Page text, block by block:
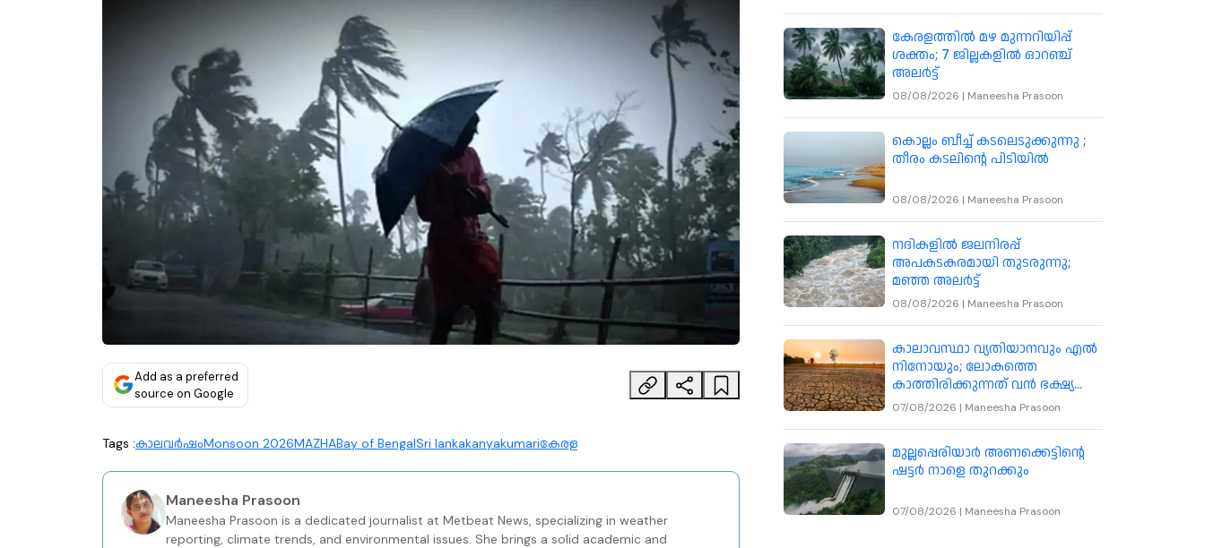
Add as a preferred
source on Google
Tags :കാലവർഷംMonsoon 2026MAZHABay of BengalSri lankakanyakumariകേരള
Maneesha Prasoon
Maneesha Prasoon is a dedicated journalist at Metbeat News, specializing in weather
reporting, climate trends, and environmental issues. She brings a solid academic and
കേരളത്തിൽ മഴ മുന്നറിയിപ്പ്
ശക്തം; 7 ജില്ലകളിൽ ഓറഞ്ച്
അലർട്ട്
08/08/2026 | Maneesha Prasoon
കൊല്ലം ബീച്ച് കടലെടുക്കുന്നു ;
തീരം കടലിന്റെ പിടിയിൽ
08/08/2026 | Maneesha Prasoon
നദികളിൽ ജലനിരപ്പ്
അപകടകരമായി തുടരുന്നു;
മഞ്ഞ അലർട്ട്
08/08/2026 | Maneesha Prasoon
കാലാവസ്ഥാ വ്യതിയാനവും എൽ
നിനോയും; ലോകത്തെ
കാത്തിരിക്കുന്നത് വൻ ഭക്ഷ്യ
പ്രതിസന്ധി
07/08/2026 | Maneesha Prasoon
മുല്ലപ്പെരിയാർ അണക്കെട്ടിന്റെ
ഷട്ടർ നാളെ തുറക്കും
07/08/2026 | Maneesha Prasoon